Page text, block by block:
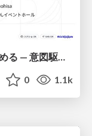
変わらないものが、変わるものを決める — 意図駆動開発 × イベントソーシング × イミュータブル | What Doesn't Change Decides What Can — IDD × Event Sourcing × Immutability
0 1.1k